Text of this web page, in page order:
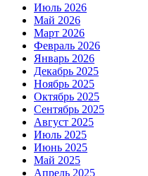
Июль 2026
Май 2026
Март 2026
Февраль 2026
Январь 2026
Декабрь 2025
Ноябрь 2025
Октябрь 2025
Сентябрь 2025
Август 2025
Июль 2025
Июнь 2025
Май 2025
Апрель 2025